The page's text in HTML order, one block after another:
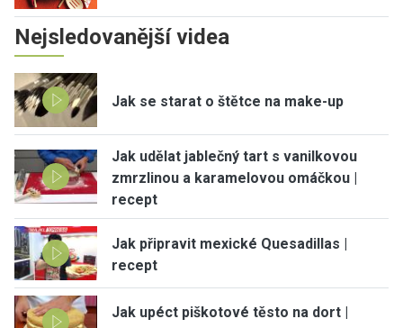
Nejsledovanější videa
Jak se starat o štětce na make-up
Jak udělat jablečný tart s vanilkovou
zmrzlinou a karamelovou omáčkou |
recept
Jak připravit mexické Quesadillas |
recept
Jak upéct piškotové těsto na dort |